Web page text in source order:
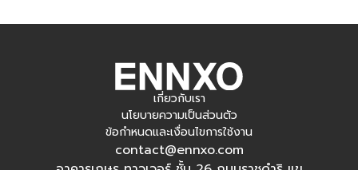
เกี่ยวกับเรา
นโยบายความเป็นส่วนตัว
ข้อกำหนดและเงื่อนไขการใช้งาน
contact@ennxo.com